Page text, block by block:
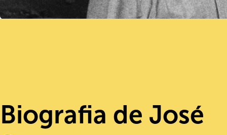
Biografia de José